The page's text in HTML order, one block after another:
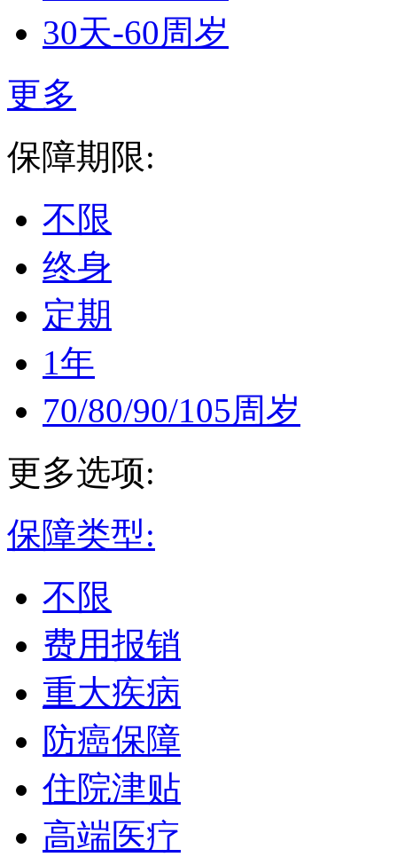
30天-60周岁
更多
保障期限:
不限
终身
定期
1年
70/80/90/105周岁
更多选项:
保障类型:
不限
费用报销
重大疾病
防癌保障
住院津贴
高端医疗